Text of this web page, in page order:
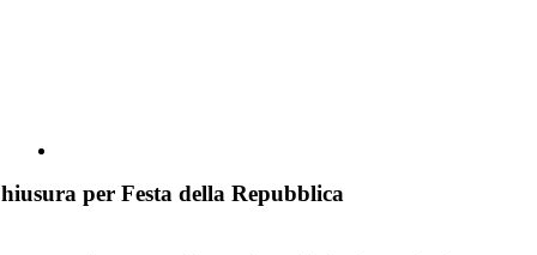
per Festa della Repubblica